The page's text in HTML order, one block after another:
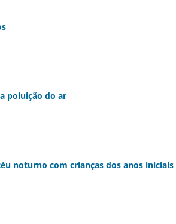
poluição do ar
noturno com crianças dos anos iniciais